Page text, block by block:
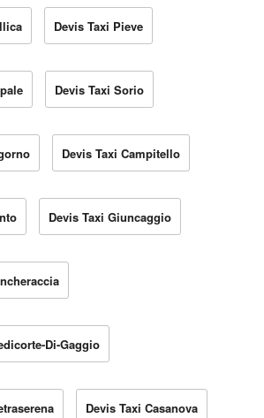
Devis Taxi Pieve
Devis Taxi Sorio
Devis Taxi Campitello
Devis Taxi Giuncaggio
Di-Gaggio
Devis Taxi Casanova